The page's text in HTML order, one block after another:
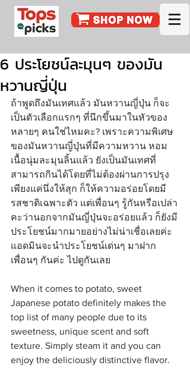
6 ประโยชน์ละมุนๆ ของมัน
หวานญี่ปุ่น
ถ้าพูดถึงมันเทศแล้ว มันหวานญี่ปุ่น ก็จะ
เป็นตัวเลือกแรกๆ ที่นึกขึ้นมาในหัวของ
หลายๆ คนใช่ไหมคะ? เพราะความพิเศษ
ของมันหวานญี่ปุ่นที่มีความหวาน หอม
เนื้อนุ่มละมุนลิ้นแล้ว ยังเป็นมันเทศที่
สามารถกินได้โดยที่ไม่ต้องผ่านการปรุง
เพียงแค่นึ่งให้สุก ก็ให้ความอร่อยโดยมี
รสชาติเฉพาะตัว แต่เพื่อนๆ รู้กันหรือเปล่า
คะว่านอกจากมันญี่ปุ่นจะอร่อยแล้ว ก็ยังมี
ประโยชน์มากมายอย่างไม่น่าเชื่อเลยค่ะ
แอดมินจะนำประโยชน์เด่นๆ มาฝาก
เพื่อนๆ กันค่ะ ไปดูกันเลย
When it comes to potato, sweet
Japanese potato definitely makes the
top list of many people due to its
sweetness, unique scent and soft
texture. Simply steam it and you can
enjoy the deliciously distinctive flavor.